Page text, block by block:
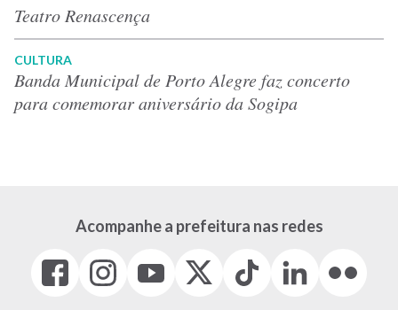
Teatro Renascença
CULTURA
Banda Municipal de Porto Alegre faz concerto
para comemorar aniversário da Sogipa
Acompanhe a prefeitura nas redes
Facebook
(link
Instagram
(link
(link
(Antigo
Tiktok
(link
LinkedIn
(link
(link